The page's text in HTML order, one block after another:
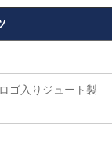
ゴ入りジュート製